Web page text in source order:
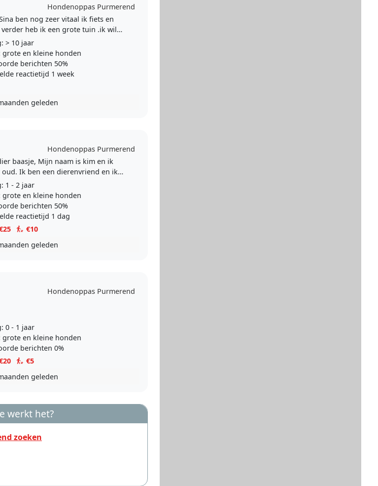
Hondenoppas Purmerend
ik fiets en
heb ik een grote tuin .ik wil
omdat mijn twee vorige
> 10 jaar
grote en kleine honden
berichten 50%
reactietijd 1 week
geleden
Hondenoppas Purmerend
naam is kim en ik
oud. Ik ben een dierenvriend en ik
hond (bo). Wij hebben thuis al ons
1 - 2 jaar
grote en kleine honden
berichten 50%
reactietijd 1 dag
€10
geleden
Hondenoppas Purmerend
0 - 1 jaar
grote en kleine honden
berichten 0%
€5
geleden
werkt het?
zoeken